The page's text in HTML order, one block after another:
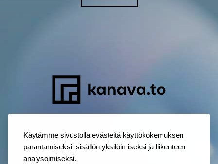
Käytämme sivustolla evästeitä käyttökokemuksen
parantamiseksi, sisällön yksilöimiseksi ja liikenteen
analysoimiseksi.